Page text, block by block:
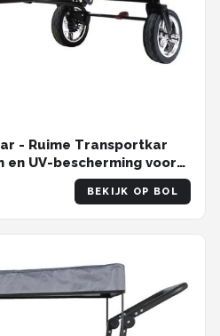
- Ruime Transportkar
en UV-bescherming voor
BEKIJK OP BOL